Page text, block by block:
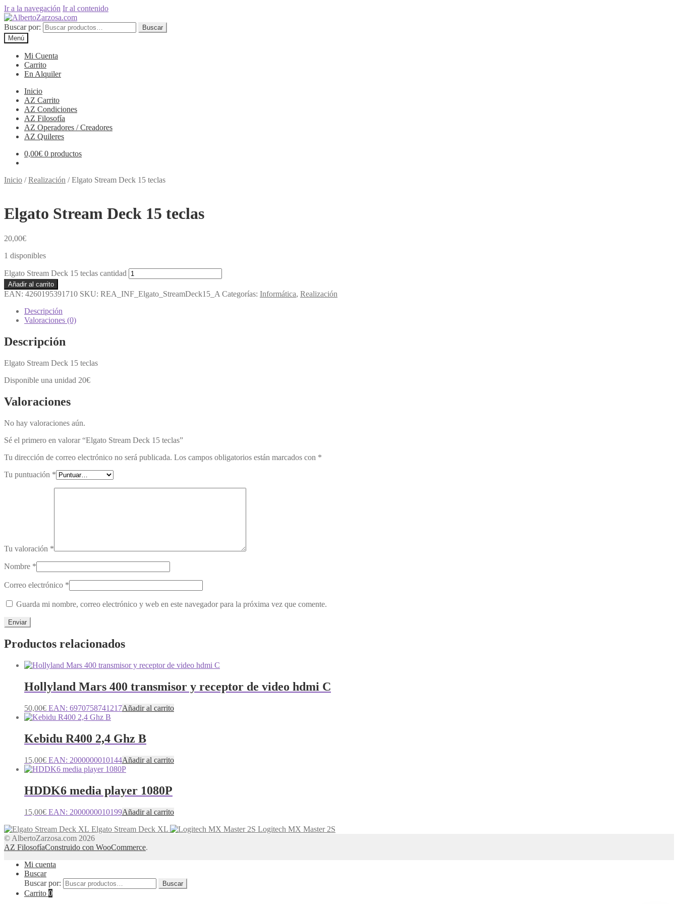
Ir a la navegación Ir al contenido
Buscar por:
Buscar
Menú
Mi Cuenta
Carrito
En Alquiler
Inicio
AZ Carrito
AZ Condiciones
AZ Filosofía
AZ Operadores / Creadores
AZ Quileres
0,00€ 0 productos
Inicio /Realización /Elgato Stream Deck 15 teclas
Elgato Stream Deck 15 teclas
20,00€
1 disponibles
Elgato Stream Deck 15 teclas cantidad
Añadir al carrito
EAN: 4260195391710 SKU: REA_INF_Elgato_StreamDeck15_A Categorías: Informática, Realización
Descripción
Valoraciones (0)
Descripción
Elgato Stream Deck 15 teclas
Disponible una unidad 20€
Valoraciones
No hay valoraciones aún.
Sé el primero en valorar “Elgato Stream Deck 15 teclas”
Tu dirección de correo electrónico no será publicada. Los campos obligatorios están marcados con *
Tu puntuación *
Tu valoración *
Nombre *
Correo electrónico *
Guarda mi nombre, correo electrónico y web en este navegador para la próxima vez que comente.
Productos relacionados
Hollyland Mars 400 transmisor y receptor de video hdmi C
50,00€ EAN: 6970758741217Añadir al carrito
Kebidu R400 2,4 Ghz B
15,00€ EAN: 2000000010144Añadir al carrito
HDDK6 media player 1080P
15,00€ EAN: 2000000010199Añadir al carrito
Elgato Stream Deck XL
Logitech MX Master 2S
© AlbertoZarzosa.com 2026
AZ FilosofíaConstruido con WooCommerce.
Mi cuenta
Buscar
Buscar por:
Buscar
Carrito 0